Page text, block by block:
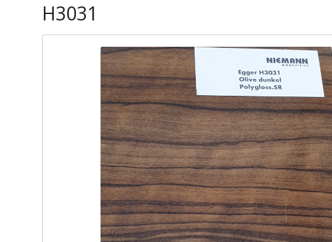
H3031